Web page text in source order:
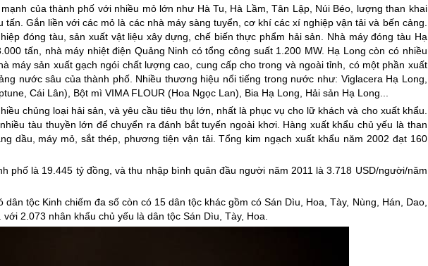
của thành phố với nhiều mỏ lớn như Hà Tu, Hà Lầm, Tân Lập, Núi Béo, lượng than khai
Gắn liền với các mỏ là các nhà máy sàng tuyển, cơ khí các xí nghiệp vận tải và bến cảng.
đóng tàu, sản xuất vật liệu xây dựng, chế biến thực phẩm hải sản. Nhà máy đóng tàu Hạ
tấn, nhà máy nhiệt điện Quảng Ninh có tổng công suất 1.200 MW. Hạ Long còn có nhiều
máy sản xuất gạch ngói chất lượng cao, cung cấp cho trong và ngoài tỉnh, có một phần xuất
nước sâu của thành phố. Nhiều thương hiệu nổi tiếng trong nước như: Viglacera Hạ Long,
Cái Lân), Bột mì VIMA FLOUR (Hoa Ngọc Lan), Bia Hạ Long, Hải sản Hạ Long...
chủng loại hải sản, và yêu cầu tiêu thụ lớn, nhất là phục vụ cho lữ khách và cho xuất khẩu.
tàu thuyền lớn để chuyển ra đánh bắt tuyến ngoài khơi. Hàng xuất khẩu chủ yếu là than
dầu, máy mỏ, sắt thép, phương tiện vận tải. Tổng kim ngạch xuất khẩu năm 2002 đạt 160
phố là 19.445 tỷ đồng, và thu nhập bình quân đầu người năm 2011 là 3.718 USD/người/năm
dân tộc Kinh chiếm đa số còn có 15 dân tộc khác gồm có Sán Dìu, Hoa, Tày, Nùng, Hán, Dao,
2.073 nhân khẩu chủ yếu là dân tộc Sán Dìu, Tày, Hoa.